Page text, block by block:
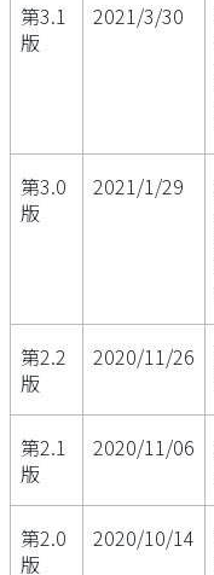
第3.1
版
2021/3/30
第3.0
版
2021/1/29
第2.2
版
2020/11/26
第2.1
版
2020/11/06
第2.0
版
2020/10/14